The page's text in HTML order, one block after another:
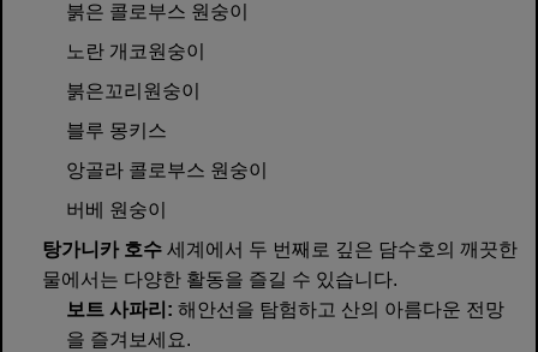
붉은 콜로부스 원숭이
노란 개코원숭이
붉은꼬리원숭이
블루 몽키스
앙골라 콜로부스 원숭이
버베 원숭이
탕가니카 호수 세계에서 두 번째로 깊은 담수호의 깨끗한
물에서는 다양한 활동을 즐길 수 있습니다.
보트 사파리: 해안선을 탐험하고 산의 아름다운 전망
을 즐겨보세요.